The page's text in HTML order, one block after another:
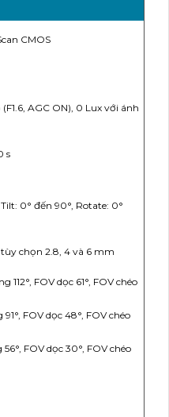
CMOS
AGC ON), 0 Lux với ánh
s
0° đến 90°, Rotate: 0°
chọn 2.8, 4 và 6 mm
112°, FOV dọc 61°, FOV chéo
FOV dọc 48°, FOV chéo
FOV dọc 30°, FOV chéo